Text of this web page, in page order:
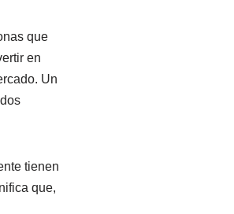
que
en
Un
tienen
que,